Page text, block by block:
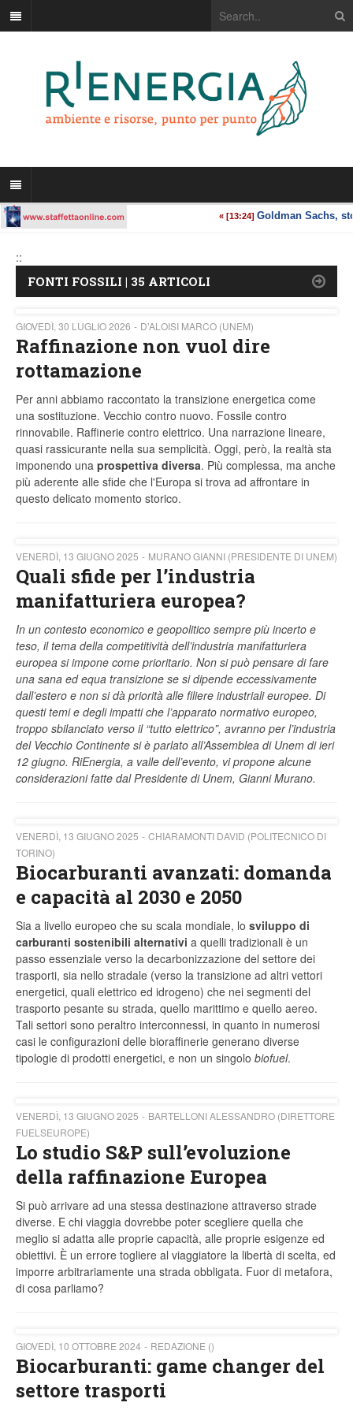
::
FONTI FOSSILI | 35 ARTICOLI
GIOVEDÌ, 30 LUGLIO 2026 D’ALOISI MARCO (UNEM)
Raffinazione non vuol dire
rottamazione
Per anni abbiamo raccontato la transizione energetica come
una sostituzione. Vecchio contro nuovo. Fossile contro
rinnovabile. Raffinerie contro elettrico. Una narrazione lineare,
quasi rassicurante nella sua semplicità. Oggi, però, la realtà sta
imponendo una prospettiva diversa. Più complessa, ma anche
più aderente alle sfide che l'Europa si trova ad affrontare in
questo delicato momento storico.
VENERDÌ, 13 GIUGNO 2025 MURANO GIANNI (PRESIDENTE DI UNEM)
Quali sfide per l’industria
manifatturiera europea?
In un contesto economico e geopolitico sempre più incerto e
teso, il tema della competitività dell’industria manifatturiera
europea si impone come prioritario. Non si può pensare di fare
una sana ed equa transizione se si dipende eccessivamente
dall’estero e non si dà priorità alle filiere industriali europee. Di
questi temi e degli impatti che l’apparato normativo europeo,
troppo sbilanciato verso il “tutto elettrico”, avranno per l’industria
del Vecchio Continente si è parlato all’Assemblea di Unem di ieri
12 giugno. RiEnergia, a valle dell’evento, vi propone alcune
considerazioni fatte dal Presidente di Unem, Gianni Murano.
VENERDÌ, 13 GIUGNO 2025
CHIARAMONTI DAVID (POLITECNICO DI
TORINO)
Biocarburanti avanzati: domanda
e capacità al 2030 e 2050
Sia a livello europeo che su scala mondiale, lo sviluppo di
carburanti sostenibili alternativi a quelli tradizionali è un
passo essenziale verso la decarbonizzazione del settore dei
trasporti, sia nello stradale (verso la transizione ad altri vettori
energetici, quali elettrico ed idrogeno) che nei segmenti del
trasporto pesante su strada, quello marittimo e quello aereo.
Tali settori sono peraltro interconnessi, in quanto in numerosi
casi le configurazioni delle bioraffinerie generano diverse
tipologie di prodotti energetici, e non un singolo biofuel.
VENERDÌ, 13 GIUGNO 2025
BARTELLONI ALESSANDRO (DIRETTORE
FUELSEUROPE)
Lo studio S&P sull’evoluzione
della raffinazione Europea
Si può arrivare ad una stessa destinazione attraverso strade
diverse. E chi viaggia dovrebbe poter scegliere quella che
meglio si adatta alle proprie capacità, alle proprie esigenze ed
obiettivi. È un errore togliere al viaggiatore la libertà di scelta, ed
imporre arbitrariamente una strada obbligata. Fuor di metafora,
di cosa parliamo?
GIOVEDÌ, 10 OTTOBRE 2024 REDAZIONE ()
Biocarburanti: game changer del
settore trasporti